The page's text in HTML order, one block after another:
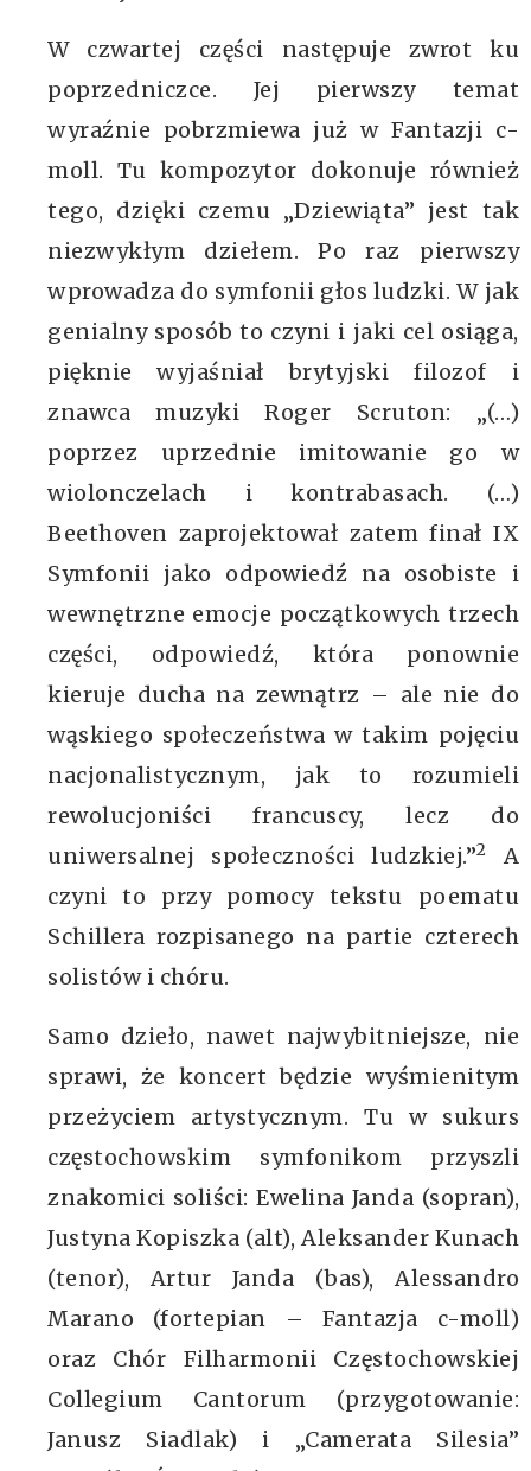
W czwartej części następuje zwrot ku
poprzedniczce. Jej pierwszy temat
wyraźnie pobrzmiewa już w Fantazji c-
moll. Tu kompozytor dokonuje również
tego, dzięki czemu „Dziewiąta” jest tak
niezwykłym dziełem. Po raz pierwszy
wprowadza do symfonii głos ludzki. W jak
genialny sposób to czyni i jaki cel osiąga,
pięknie wyjaśniał brytyjski filozof i
znawca muzyki Roger Scruton: „(…)
poprzez uprzednie imitowanie go w
wiolonczelach i kontrabasach. (…)
Beethoven zaprojektował zatem finał IX
Symfonii jako odpowiedź na osobiste i
wewnętrzne emocje początkowych trzech
części, odpowiedź, która ponownie
kieruje ducha na zewnątrz – ale nie do
wąskiego społeczeństwa w takim pojęciu
nacjonalistycznym, jak to rozumieli
rewolucjoniści francuscy, lecz do
uniwersalnej społeczności ludzkiej.”2
A
czyni to przy pomocy tekstu poematu
Schillera rozpisanego na partie czterech
solistów i chóru.
Samo dzieło, nawet najwybitniejsze, nie
sprawi, że koncert będzie wyśmienitym
przeżyciem artystycznym. Tu w sukurs
częstochowskim symfonikom przyszli
znakomici soliści: Ewelina Janda (sopran),
Justyna Kopiszka (alt), Aleksander Kunach
(tenor), Artur Janda (bas), Alessandro
Marano (fortepian – Fantazja c-moll)
oraz Chór Filharmonii Częstochowskiej
Collegium Cantorum (przygotowanie:
Janusz Siadlak) i „Camerata Silesia”